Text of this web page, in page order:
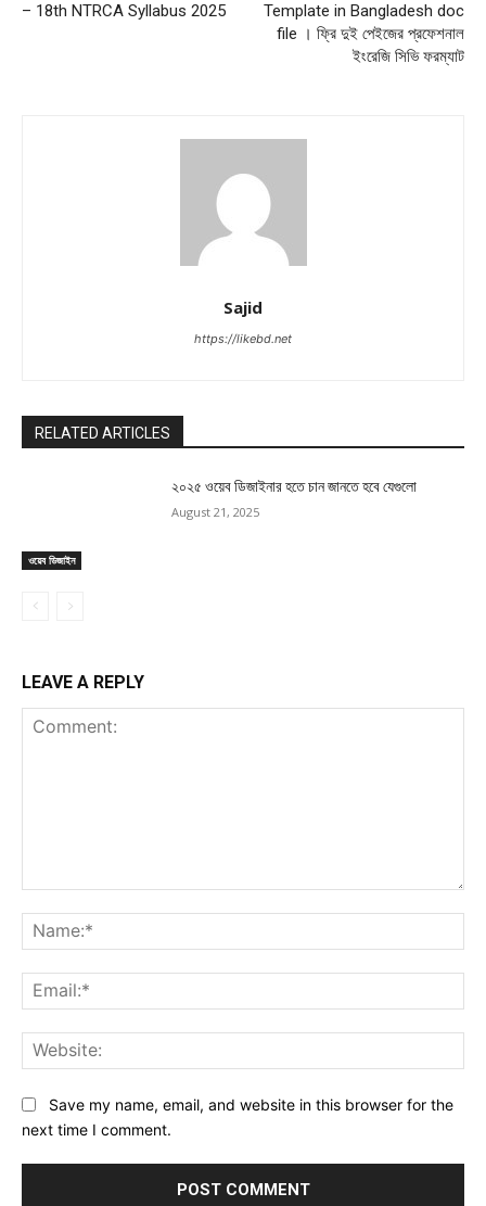
– 18th NTRCA Syllabus 2025
Template in Bangladesh doc
file । ফ্রি দুই পেইজের প্রফেশনাল
ইংরেজি সিভি ফরম্যাট
Sajid
https://likebd.net
RELATED ARTICLES
ওয়েব ডিজাইন
২০২৫ ওয়েব ডিজাইনার হতে চান জানতে হবে যেগুলো
August 21, 2025
LEAVE A REPLY
Save my name, email, and website in this browser for the
next time I comment.